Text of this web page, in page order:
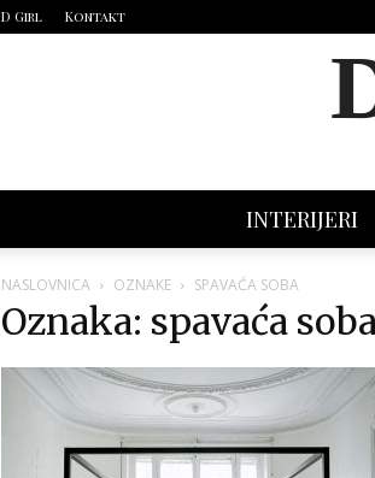
D Girl Kontakt
INTERIJERI
NASLOVNICA OZNAKE SPAVAĆA SOBA
Oznaka: spavaća